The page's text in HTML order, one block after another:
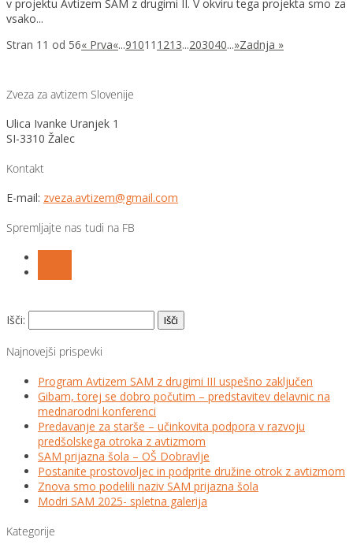
v projektu Avtizem SAM z drugimi II. V okviru tega projekta smo za
vsako...
Stran 11 od 56« Prva«...91011 1213...203040...»Zadnja »
Zveza za avtizem Slovenije
Ulica Ivanke Uranjek 1
SI-3310 Žalec
Kontakt
E-mail: zveza.avtizem@gmail.com
Spremljajte nas tudi na FB
Išči:
Najnovejši prispevki
Program Avtizem SAM z drugimi III uspešno zaključen
Gibam, torej se dobro počutim – predstavitev delavnic na
mednarodni konferenci
Predavanje za starše – učinkovita podpora v razvoju
predšolskega otroka z avtizmom
SAM prijazna šola – OŠ Dobravlje
Postanite prostovoljec in podprite družine otrok z avtizmom
Znova smo podelili naziv SAM prijazna šola
Modri SAM 2025- spletna galerija
Kategorije